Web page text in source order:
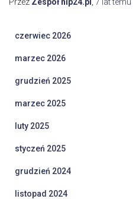
czerwiec 2026
marzec 2026
grudzień 2025
marzec 2025
luty 2025
styczeń 2025
grudzień 2024
listopad 2024